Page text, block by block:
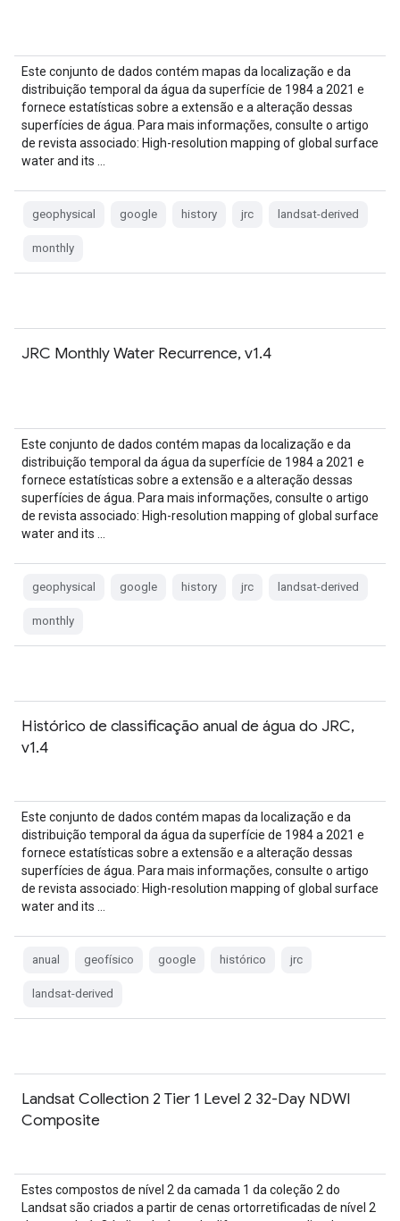
Este conjunto de dados contém mapas da localização e da
distribuição temporal da água da superfície de 1984 a 2021 e
fornece estatísticas sobre a extensão e a alteração dessas
superfícies de água. Para mais informações, consulte o artigo
de revista associado: High-resolution mapping of global surface
water and its …
geophysical google history jrc landsat-derived
monthly
JRC Monthly Water Recurrence, v1.4
Este conjunto de dados contém mapas da localização e da
distribuição temporal da água da superfície de 1984 a 2021 e
fornece estatísticas sobre a extensão e a alteração dessas
superfícies de água. Para mais informações, consulte o artigo
de revista associado: High-resolution mapping of global surface
water and its …
geophysical google history jrc landsat-derived
monthly
Histórico de classificação anual de água do JRC,
v1.4
Este conjunto de dados contém mapas da localização e da
distribuição temporal da água da superfície de 1984 a 2021 e
fornece estatísticas sobre a extensão e a alteração dessas
superfícies de água. Para mais informações, consulte o artigo
de revista associado: High-resolution mapping of global surface
water and its …
anual geofísico google histórico jrc
landsat-derived
Landsat Collection 2 Tier 1 Level 2 32-Day NDWI
Composite
Estes compostos de nível 2 da camada 1 da coleção 2 do
Landsat são criados a partir de cenas ortorretificadas de nível 2